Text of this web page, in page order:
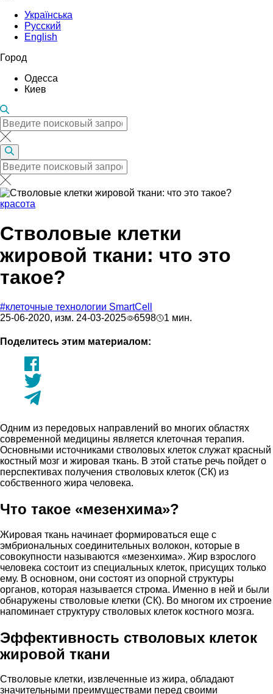
Українська
Русский
English
Город
Одесса
Киев
красота
Стволовые клетки
жировой ткани: что это
такое?
#клеточные технологии SmartCell
25-06-2020, изм. 24-03-2025
6598 1 мин.
Поделитесь этим материалом:
Одним из передовых направлений во многих областях
современной медицины является клеточная терапия.
Основными источниками стволовых клеток служат красный
костный мозг и жировая ткань. В этой статье речь пойдет о
перспективах получения стволовых клеток (СК) из
собственного жира человека.
Что такое «мезенхима»?
Жировая ткань начинает формироваться еще с
эмбриональных соединительных волокон, которые в
совокупности называются «мезенхима». Жир взрослого
человека состоит из специальных клеток, присущих только
ему. В основном, они состоят из опорной структуры
органов, которая называется строма. Именно в ней и были
обнаружены стволовые клетки (СК). Во многом их строение
напоминает структуру стволовых клеток костного мозга.
Эффективность стволовых клеток
жировой ткани
Стволовые клетки, извлеченные из жира, обладают
значительными преимуществами перед своими